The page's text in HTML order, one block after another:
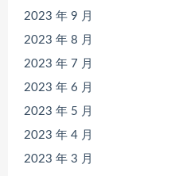
2023 年 9 月
2023 年 8 月
2023 年 7 月
2023 年 6 月
2023 年 5 月
2023 年 4 月
2023 年 3 月